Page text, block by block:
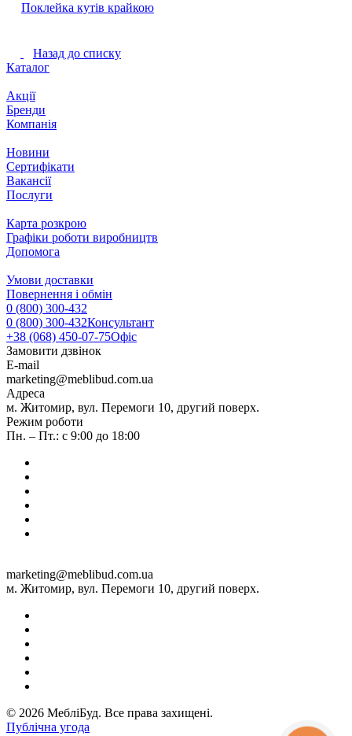
Поклейка кутів крайкою
Назад до списку
Каталог
Акції
Бренди
Компанія
Новини
Сертифікати
Вакансії
Послуги
Карта розкрою
Графіки роботи виробництв
Допомога
Умови доставки
Повернення і обмін
0 (800) 300-432
0 (800) 300-432Консультант
+38 (068) 450-07-75Офіс
Замовити дзвінок
E-mail
marketing@meblibud.com.ua
Адреса
м. Житомир, вул. Перемоги 10, другий поверх.
Режим роботи
Пн. – Пт.: с 9:00 до 18:00
marketing@meblibud.com.ua
м. Житомир, вул. Перемоги 10, другий поверх.
© 2026 МебліБуд. Все права захищені.
Публічна угода